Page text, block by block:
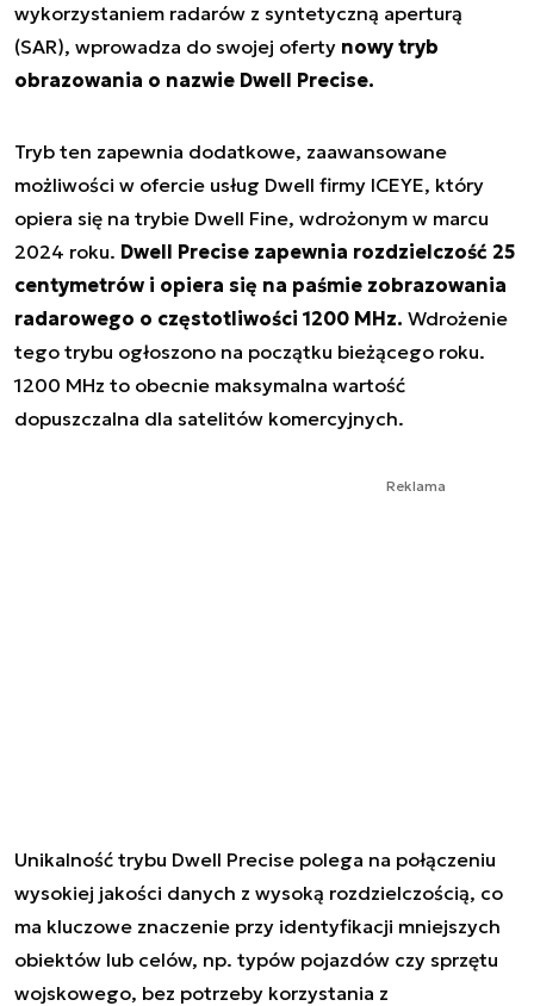
wykorzystaniem radarów z syntetyczną aperturą
(SAR), wprowadza do swojej oferty nowy tryb
obrazowania o nazwie Dwell Precise.
Tryb ten zapewnia dodatkowe, zaawansowane
możliwości w ofercie usług Dwell firmy ICEYE, który
opiera się na trybie Dwell Fine, wdrożonym w marcu
2024 roku. Dwell Precise zapewnia rozdzielczość 25
centymetrów i opiera się na paśmie zobrazowania
radarowego o częstotliwości 1200 MHz. Wdrożenie
tego trybu ogłoszono na początku bieżącego roku.
1200 MHz to obecnie maksymalna wartość
dopuszczalna dla satelitów komercyjnych.
Reklama
Unikalność trybu Dwell Precise polega na połączeniu
wysokiej jakości danych z wysoką rozdzielczością, co
ma kluczowe znaczenie przy identyfikacji mniejszych
obiektów lub celów, np. typów pojazdów czy sprzętu
wojskowego, bez potrzeby korzystania z